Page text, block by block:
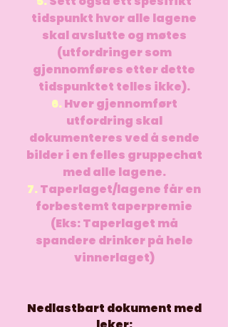
tidspunkt hvor alle lagene
skal avslutte og møtes
(utfordringer som
gjennomføres etter dette
tidspunktet telles ikke).
6.Hver gjennomført
utfordring skal
dokumenteres ved å sende
bilder i en felles gruppechat
med alle lagene.
7.Taperlaget/lagene får en
forbestemt taperpremie
(Eks: Taperlaget må
spandere drinker på hele
vinnerlaget)
Nedlastbart dokument med